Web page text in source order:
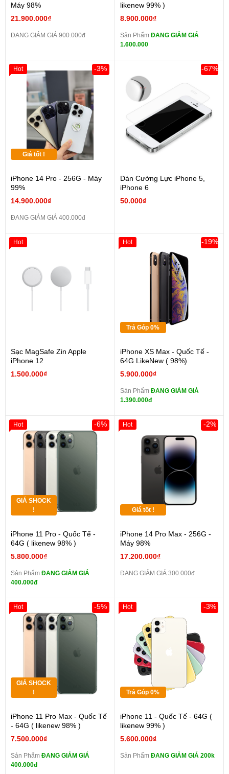
Máy 98%
21.900.000₫
ĐANG GIẢM GIÁ 900.000đ
likenew 99% )
8.900.000₫
Sản Phẩm ĐANG GIẢM GIÁ
1.600.000
Giá tốt !
iPhone 14 Pro - 256G - Máy
99%
14.900.000₫
-3%
ĐANG GIẢM GIÁ 400.000đ
Hot
Dán Cường Lực iPhone 5,
iPhone 6
50.000₫
-67%
Sạc MagSafe Zin Apple
iPhone 12
1.500.000₫
Hot
Trả Góp 0%
iPhone XS Max - Quốc Tế -
64G LikeNew ( 98%)
5.900.000₫
-19%
Sản Phẩm ĐANG GIẢM GIÁ
1.390.000đ
Hot
GIÁ SHOCK
!
iPhone 11 Pro - Quốc Tế -
64G ( likenew 98% )
5.800.000₫
-6%
Sản Phẩm ĐANG GIẢM GIÁ
400.000đ
Hot
Giá tốt !
iPhone 14 Pro Max - 256G -
Máy 98%
17.200.000₫
-2%
ĐANG GIẢM GIÁ 300.000đ
Hot
GIÁ SHOCK
!
iPhone 11 Pro Max - Quốc Tế
- 64G ( likenew 98% )
7.500.000₫
-5%
Sản Phẩm ĐANG GIẢM GIÁ
400.000đ
Hot
Trả Góp 0%
iPhone 11 - Quốc Tế - 64G (
likenew 99% )
5.600.000₫
-3%
Sản Phẩm ĐANG GIẢM GIÁ 200k
Hot